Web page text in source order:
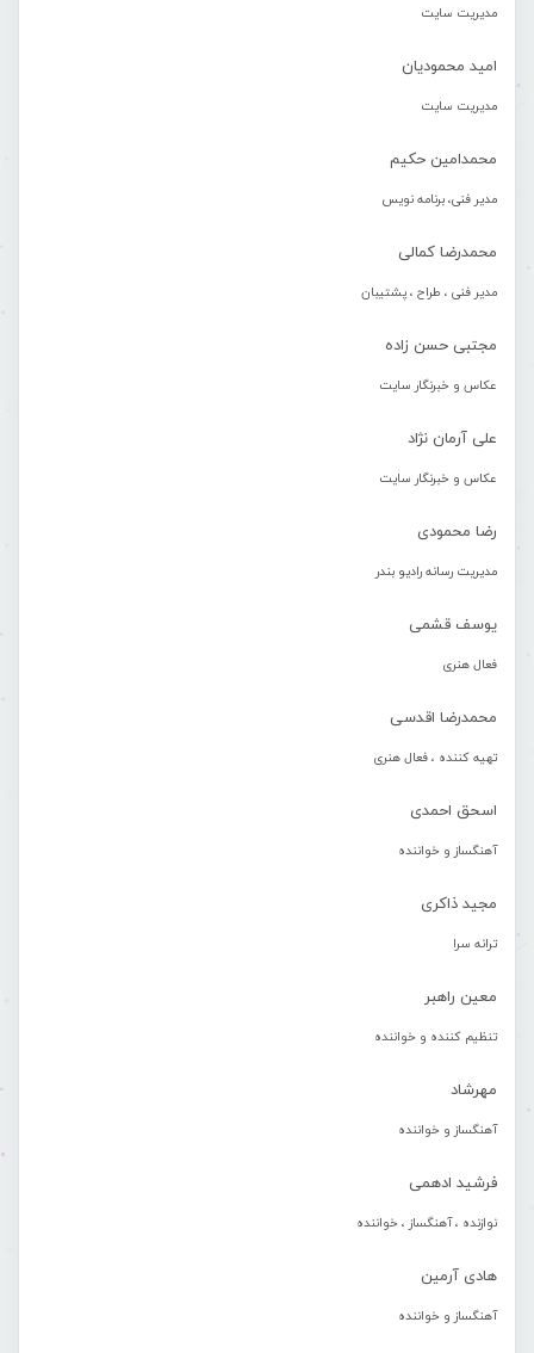
مدیریت سایت
امید محمودیان
مدیریت سایت
محمدامین حکیم
مدیر فنی، برنامه نویس
محمدرضا کمالی
مدیر فنی ، طراح ، پشتیبان
مجتبی حسن زاده
عکاس و خبرنگار سایت
علی آرمان نژاد
عکاس و خبرنگار سایت
رضا محمودی
مدیریت رسانه رادیو بندر
یوسف قشمی
فعال هنری
محمدرضا اقدسی
تهیه کننده ، فعال هنری
اسحق احمدی
آهنگساز و خواننده
مجید ذاکری
ترانه سرا
معین راهبر
تنظیم کننده و خواننده
مهرشاد
آهنگساز و خواننده
فرشید ادهمی
نوازنده ، آهنگساز ، خواننده
هادی آرمین
آهنگساز و خواننده